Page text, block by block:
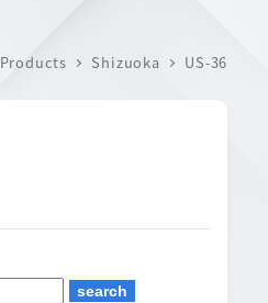
Products Shizuoka US-36